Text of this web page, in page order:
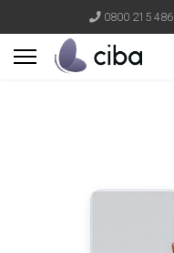
0800 215 486